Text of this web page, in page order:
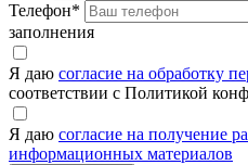
Телефон*
заполнения
Я даю согласие на обработку
соответствии с Политикой
Я даю согласие на получение
информационных материалов